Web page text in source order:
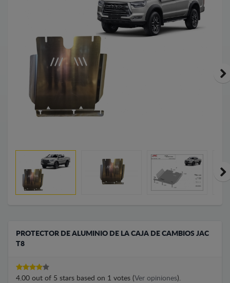
PROTECTOR DE ALUMINIO DE LA CAJA DE CAMBIOS JAC
T8
4.00 out of 5 stars based on 1 votes (Ver opiniones).